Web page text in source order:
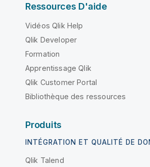
Ressources D'aide
Vidéos Qlik Help
Qlik Developer
Formation
Apprentissage Qlik
Qlik Customer Portal
Bibliothèque des ressources
Produits
INTÉGRATION ET QUALITÉ DE
Qlik Talend